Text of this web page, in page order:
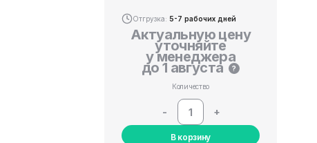
Отгрузка: 5-7 рабочих дней
Актуальную цену
уточняйте
у менеджера
до 1 августа ?
Количество
- +
В корзину